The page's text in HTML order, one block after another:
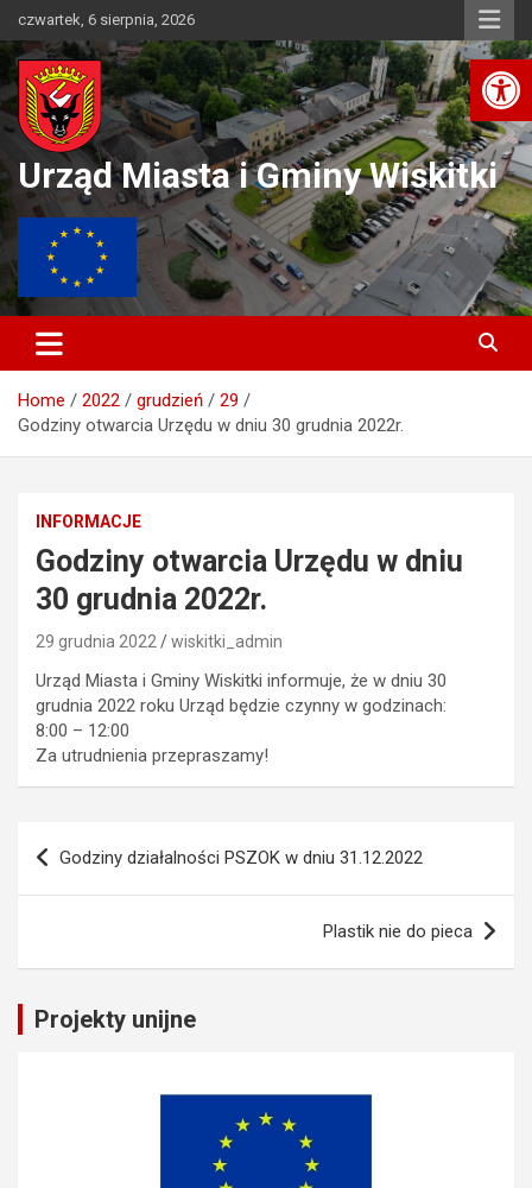
to
content
czwartek, 6 sierpnia, 2026
Urząd Miasta i Gminy Wiskitki
Home 2022 grudzień
29
Godziny otwarcia Urzędu w dniu 30 grudnia 2022r.
INFORMACJE
Godziny otwarcia Urzędu w dniu
30 grudnia 2022r.
29 grudnia 2022 wiskitki_admin
Urząd Miasta i Gminy Wiskitki informuje, że w dniu 30
grudnia 2022 roku Urząd będzie czynny w godzinach:
8:00 – 12:00
Za utrudnienia przepraszamy!
Nawigacja
wpisu
Godziny działalności PSZOK w dniu 31.12.2022
Plastik nie do pieca
Projekty unijne